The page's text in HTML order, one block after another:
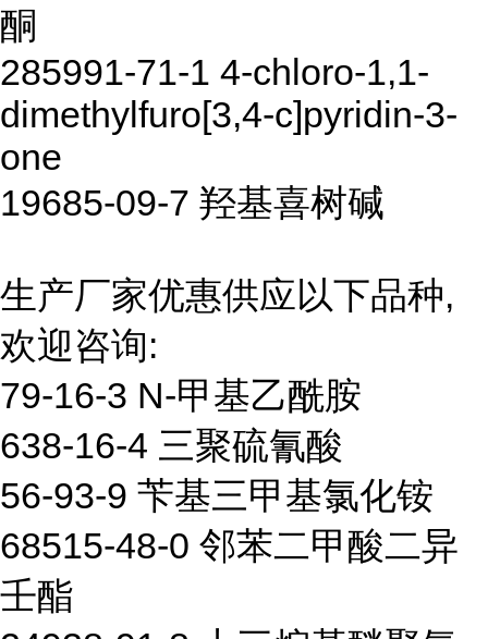
酮
285991-71-1 4-chloro-1,1-
dimethylfuro[3,4-c]pyridin-3-
one
19685-09-7 羟基喜树碱
生产厂家优惠供应以下品种,
欢迎咨询:
79-16-3 N-甲基乙酰胺
638-16-4 三聚硫氰酸
56-93-9 苄基三甲基氯化铵
68515-48-0 邻苯二甲酸二异
壬酯